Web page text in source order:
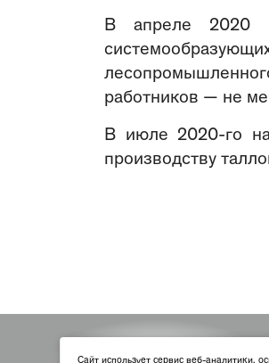
В апреле 2020
работников — не
В июле 2020-го на
производству
Cайт использует сервис веб-аналитики,